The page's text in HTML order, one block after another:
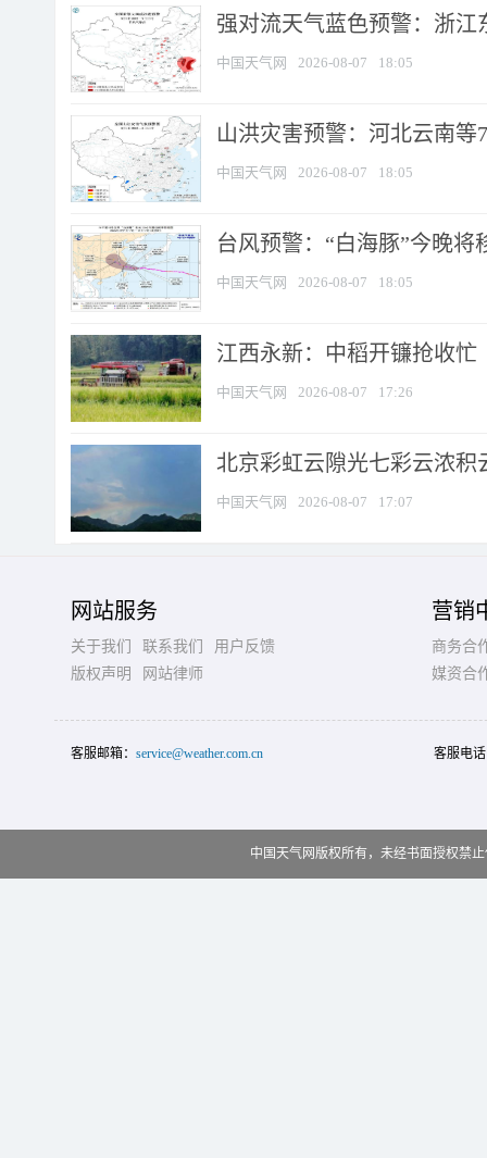
强对流天气蓝色预警：浙江
中国天气网 2026-08-07 18:05
山洪灾害预警：河北云南
中国天气网 2026-08-07 18:05
台风预警：“白海豚”今晚将
中国天气网 2026-08-07 18:05
江西永新：中稻开镰抢收忙
中国天气网 2026-08-07 17:26
北京彩虹云隙光七彩云浓积
中国天气网 2026-08-07 17:07
网站服务
关于我们 联系我们
用户反馈
版权声明
网站律师
营销
商务合
媒资合
客服邮箱： service@weather.com.cn 客服电
中国天气网版权所有，未经书面授权